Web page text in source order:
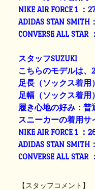
NIKE AIR FORCE 1 ：
ADIDAS STAN SMITH
CONVERSE ALL STAR
スタッフSUZUKI
こちらのモデルは、
足長（ソックス着用
足幅（ソックス着用
履き心地の好み：普
スニーカーの着用サ
NIKE AIR FORCE 1 ：
ADIDAS STAN SMITH
CONVERSE ALL STAR
【スタッフコメント】